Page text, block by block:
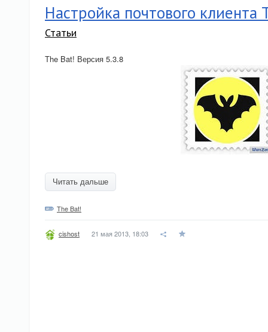
Настройка почтового клиента
Статьи
The Bat! Версия 5.3.8
Читать дальше
The Bat!
cishost 21 мая 2013, 18:03